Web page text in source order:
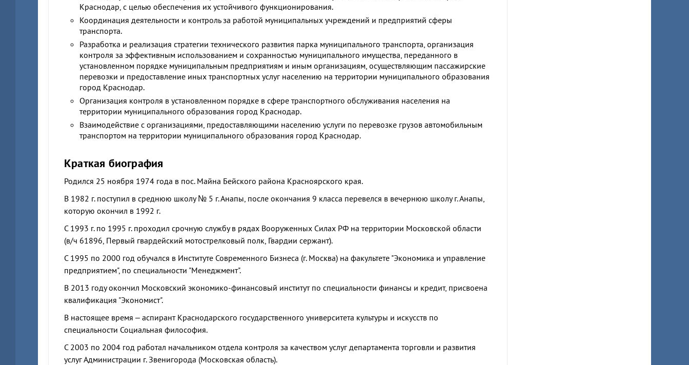
Краснодар, с целью обеспечения их устойчивого функционирования.
Координация деятельности и контроль за работой муниципальных учреждений и предприятий сферы
транспорта.
Разработка и реализация стратегии технического развития парка муниципального транспорта, организация
контроля за эффективным использованием и сохранностью муниципального имущества, переданного в
установленном порядке муниципальным предприятиям и иным организациям, осуществляющим пассажирские
перевозки и предоставление иных транспортных услуг населению на территории муниципального образования
город Краснодар.
Организация контроля в установленном порядке в сфере транспортного обслуживания населения на
территории муниципального образования город Краснодар.
Взаимодействие с организациями, предоставляющими населению услуги по перевозке грузов автомобильным
транспортом на территории муниципального образования город Краснодар.
Краткая биография
Родился 25 ноября 1974 года в пос. Майна Бейского района Красноярского края.
В 1982 г. поступил в среднюю школу № 5 г. Анапы, после окончания 9 класса перевелся в вечернюю школу г. Анапы,
которую окончил в 1992 г.
С 1993 г. по 1995 г. проходил срочную службу в рядах Вооруженных Силах РФ на территории Московской области
(в/ч 61896, Первый гвардейский мотострелковый полк, Гвардии сержант).
С 1995 по 2000 год обучался в Институте Современного Бизнеса (г. Москва) на факультете "Экономика и управление
предприятием", по специальности "Менеджмент".
В 2013 году окончил Московский экономико-финансовый институт по специальности финансы и кредит, присвоена
квалификация "Экономист".
В настоящее время – аспирант Краснодарского государственного университета культуры и искусств по
специальности Социальная философия.
С 2003 по 2004 год работал начальником отдела контроля за качеством услуг департамента торговли и развития
услуг Администрации г. Звенигорода (Московская область).